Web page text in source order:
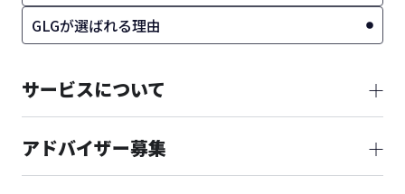
GLGが選ばれる理由
サービスについて
アドバイザー募集